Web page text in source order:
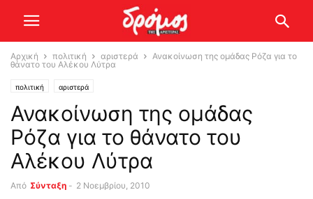
Αρχική πολιτική αριστερά
Ανακοίνωση της ομάδας Ρόζα για το
θάνατο του Αλέκου Λύτρα
πολιτική αριστερά
Ανακοίνωση της ομάδας
Ρόζα για το θάνατο του
Αλέκου Λύτρα
Από Σύνταξη - 2 Νοεμβρίου, 2010